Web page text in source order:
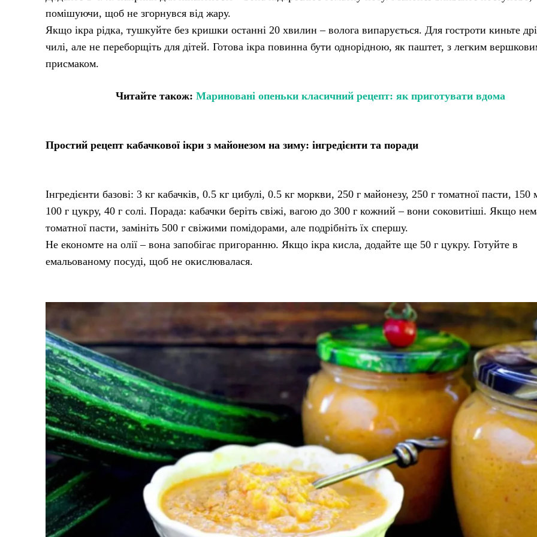
помішуючи, щоб не згорнувся від жару.
Якщо ікра рідка, тушкуйте без кришки останні 20 хвилин – волога випарується. Для гостроти киньте
чилі, але не переборщіть для дітей. Готова ікра повинна бути однорідною, як паштет, з легким
присмаком.
Читайте також: Мариновані опеньки класичний рецепт: як приготувати вдома
Простий рецепт кабачкової ікри з майонезом на зиму: інгредієнти та поради
Інгредієнти базові: 3 кг кабачків, 0.5 кг цибулі, 0.5 кг моркви, 250 г майонезу, 250 г томатної пасти, 150
100 г цукру, 40 г солі. Порада: кабачки беріть свіжі, вагою до 300 г кожний – вони соковитіші. Якщо
томатної пасти, замініть 500 г свіжими помідорами, але подрібніть їх спершу.
Не економте на олії – вона запобігає пригоранню. Якщо ікра кисла, додайте ще 50 г цукру. Готуйте в
емальованому посуді, щоб не окислювалася.